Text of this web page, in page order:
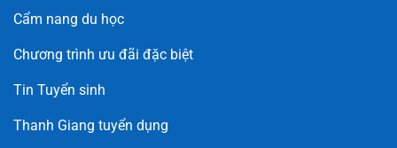
Cẩm nang du học
Chương trình ưu đãi đặc biệt
Tin Tuyển sinh
Thanh Giang tuyển dụng